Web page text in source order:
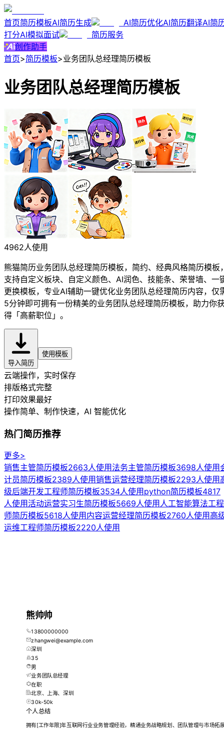
首页简历模板AI简历生成 AI简历优化AI简历翻译AI简
打分AI模拟面试
简历服务
创作助手
首页>简历模板>业务团队总经理简历模板
业务团队总经理简历模板
4962人使用
熊猫简历业务团队总经理简历模板，简约、经典风格简历模板
支持自定义板块、自定义颜色、AI润色、技能条、荣誉墙、一
更换模板，专业AI辅助一键优化业务团队总经理简历内容，仅
5分钟即可拥有一份精美的业务团队总经理简历模板，助力你
得「高薪职位」。
导入简历
使用模板
云端操作，实时保存
排版格式完整
打印效果最好
操作简单、制作快速，AI 智能优化
热门简历推荐
更多>
销售主管简历模板2663人使用法务主管简历模板3698人使用
计员简历模板2389人使用销售运营经理简历模板2293人使用
级后端开发工程师简历模板3534人使用 python简历模板4817
人使用活动运营实习生简历模板5669人使用 人工智能算法工程
师简历模板5618人使用 内容运营经理简历模板2760人使用 高
运维工程师简历模板2220人使用
熊帅帅
13800000000
zhangwei@example.com
深圳
35
男
业务团队总经理
在职
北京、上海、深圳
30k-50k
个人总结
拥有[工作年限]年互联网行业业务管理经验，精通业务战略规划、团队管理与市场拓